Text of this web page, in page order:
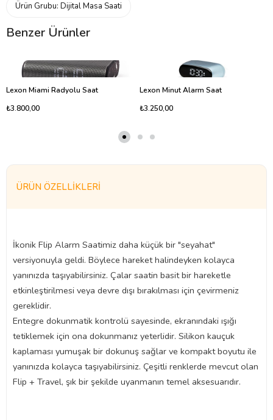
Ürün Grubu: Dijital Masa Saati
Benzer Ürünler
Lexon Miami Radyolu Saat
₺3.800,00
Lexon Minut Alarm Saat
₺3.250,00
ÜRÜN ÖZELLIKLERI
İkonik Flip Alarm Saatimiz daha küçük bir "seyahat"
versiyonuyla geldi. Böylece hareket halindeyken kolayca
yanınızda taşıyabilirsiniz. Çalar saatin basit bir hareketle
etkinleştirilmesi veya devre dışı bırakılması için çevirmeniz
gereklidir.
Entegre dokunmatik kontrolü sayesinde, ekranındaki ışığı
tetiklemek için ona dokunmanız yeterlidir. Silikon kauçuk
kaplaması yumuşak bir dokunuş sağlar ve kompakt boyutu ile
yanınızda kolayca taşıyabilirsiniz. Çeşitli renklerde mevcut olan
Flip + Travel, şık bir şekilde uyanmanın temel aksesuarıdır.